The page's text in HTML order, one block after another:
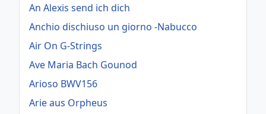
An Alexis send ich dich
Anchio dischiuso un giorno -Nabucco
Air On G-Strings
Ave Maria Bach Gounod
Arioso BWV156
Arie aus Orpheus